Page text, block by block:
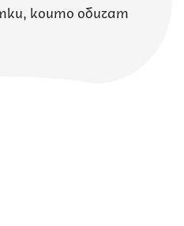
които обичат